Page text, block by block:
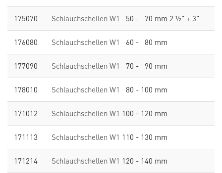
175070 Schlauchschellen W1 50 - 70 mm 2 ½" + 3"
176080 Schlauchschellen W1 60 - 80 mm
177090 Schlauchschellen W1 70 - 90 mm
178010 Schlauchschellen W1 80 - 100 mm
171012 Schlauchschellen W1 100 - 120 mm
171113 Schlauchschellen W1 110 - 130 mm
171214 Schlauchschellen W1 120 - 140 mm